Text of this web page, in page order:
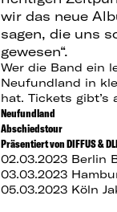
wir das neue
sagen, die uns
gewesen“.
Wer die Band ein
Neufundland in
hat. Tickets
Neufundland
Abschiedstour
Präsentiert von DIFFUS &
02.03.2023 Berlin
03.03.2023
05.03.2023 Köln